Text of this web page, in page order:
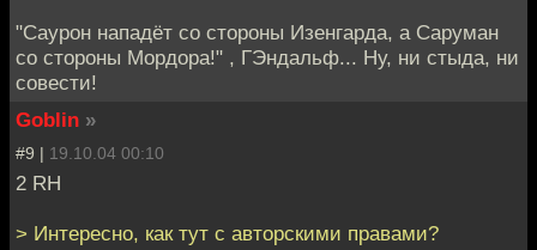
"Саурон нападёт со стороны Изенгарда, а Саруман
со стороны Мордора!" , ГЭндальф... Ну, ни стыда, ни
совести!
Goblin »
#9 | 19.10.04 00:10
2 RH
> Интересно, как тут с авторскими правами?